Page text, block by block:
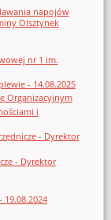
napojów
Olsztynek
nr 1 im.
- 14.08.2025
Organizacyjnym
i
- Dyrektor
- Dyrektor